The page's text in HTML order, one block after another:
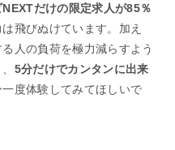
NEXTだけの限定求人が85％
飛びぬけています。加え
人の負荷を極力減らすよう
5分だけでカンタンに出来
一度体験してみてほしいで